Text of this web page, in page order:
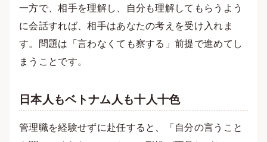
一方で、相手を理解し、自分も理解してもらうよう
に会話すれば、相手はあなたの考えを受け入れま
す。問題は「言わなくても察する」前提で進めてし
まうことです。
日本人もベトナム人も十人十色
管理職を経験せずに赴任すると、「自分の言うこと